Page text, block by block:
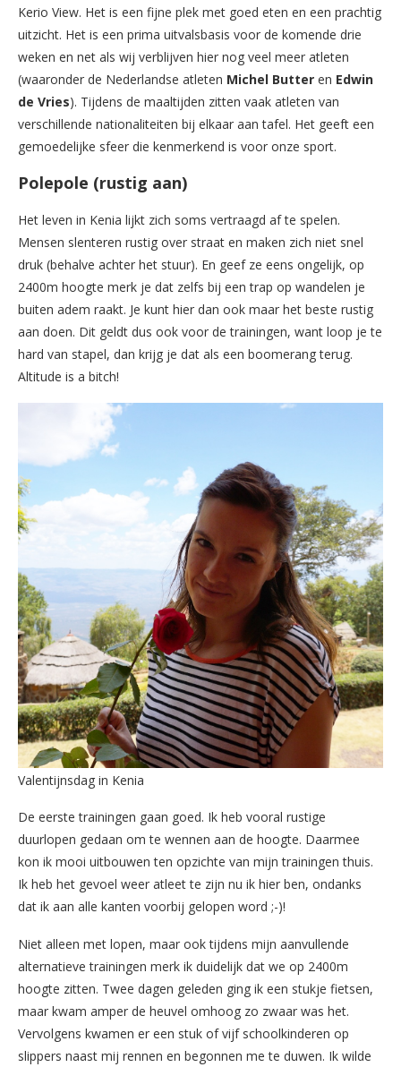
Kerio View. Het is een fijne plek met goed eten en een prachtig
uitzicht. Het is een prima uitvalsbasis voor de komende drie
weken en net als wij verblijven hier nog veel meer atleten
(waaronder de Nederlandse atleten Michel Butter en Edwin
de Vries). Tijdens de maaltijden zitten vaak atleten van
verschillende nationaliteiten bij elkaar aan tafel. Het geeft een
gemoedelijke sfeer die kenmerkend is voor onze sport.
Polepole (rustig aan)
Het leven in Kenia lijkt zich soms vertraagd af te spelen.
Mensen slenteren rustig over straat en maken zich niet snel
druk (behalve achter het stuur). En geef ze eens ongelijk, op
2400m hoogte merk je dat zelfs bij een trap op wandelen je
buiten adem raakt. Je kunt hier dan ook maar het beste rustig
aan doen. Dit geldt dus ook voor de trainingen, want loop je te
hard van stapel, dan krijg je dat als een boomerang terug.
Altitude is a bitch!
Valentijnsdag in Kenia
De eerste trainingen gaan goed. Ik heb vooral rustige
duurlopen gedaan om te wennen aan de hoogte. Daarmee
kon ik mooi uitbouwen ten opzichte van mijn trainingen thuis.
Ik heb het gevoel weer atleet te zijn nu ik hier ben, ondanks
dat ik aan alle kanten voorbij gelopen word ;-)!
Niet alleen met lopen, maar ook tijdens mijn aanvullende
alternatieve trainingen merk ik duidelijk dat we op 2400m
hoogte zitten. Twee dagen geleden ging ik een stukje fietsen,
maar kwam amper de heuvel omhoog zo zwaar was het.
Vervolgens kwamen er een stuk of vijf schoolkinderen op
slippers naast mij rennen en begonnen me te duwen. Ik wilde